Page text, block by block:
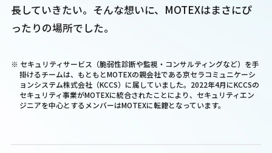
長していきたい。そんな想いに、MOTEXはまさにぴ
ったりの場所でした。
※ セキュリティサービス（脆弱性診断や監視・コンサルティングなど）を手
掛けるチームは、もともとMOTEXの親会社である京セラコミュニケーシ
ョンシステム株式会社（KCCS）に属していました。2022年4月にKCCSの
セキュリティ事業がMOTEXに統合されたことにより、セキュリティエン
ジニアを中心とするメンバーはMOTEXに転籍となっています。